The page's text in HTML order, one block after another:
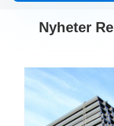
Nyheter